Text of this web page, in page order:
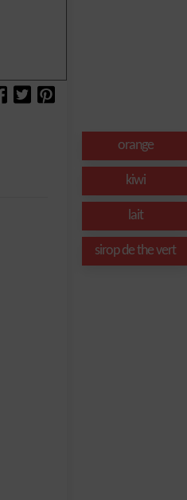
orange
kiwi
lait
sirop de the vert